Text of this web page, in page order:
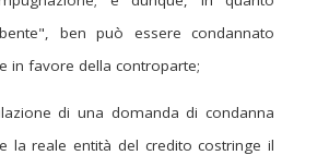
ben può essere condannato
in favore della controparte;
di una domanda di condanna
la reale entità del credito costringe il